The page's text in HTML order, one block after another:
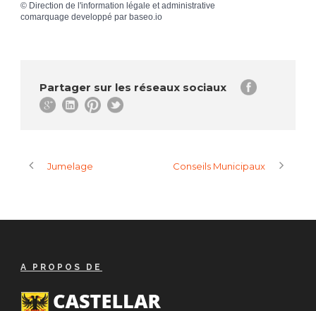
© Direction de l'information légale et administrative
comarquage developpé par baseo.io
Partager sur les réseaux sociaux
Jumelage Conseils Municipaux
A PROPOS DE